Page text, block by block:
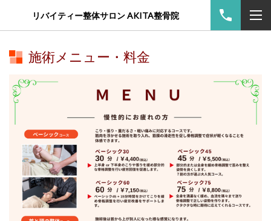
リバイティー整体サロン AKITA整骨院
施術メニュー・料金